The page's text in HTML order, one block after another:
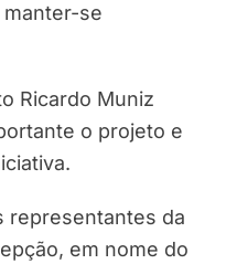
se
Ricardo Muniz
o projeto e
representantes da
em nome do